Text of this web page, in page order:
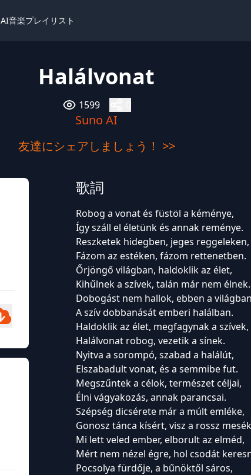
AI音楽プレイリスト
Halálvonat
1599
Suno AI
友達にシェアしましょう！ >>
歌詞
Robog a vonat és füstöl a kéménye,
Így száll el életünk és annak reménye.
Reszketek hidegben, jeges reggeleken,
Fázom az estéken, fázom rettenetben.
Őrjöngő világban, haldoklik az élet,
Kihűlnek a szívek, talán már nem élnek.
Dobogást nem hallok, ebben a
A szív dobbanását emberi halálban.
Haldoklik az élet, megfagynak a szívek,
Halálvonat robog, vezetik a sínek.
Nyitva a sorompó, szabad a halálút,
Elszabadult vonat, és a semmibe fut.
Megszűntek a célok, természet céljai,
Élni vágyakozás, annak parancsai.
Szépség dicsérete már a múlt emléke,
Gonosz tánca kísért, visz a rossz
Mi lett veled ember, elborult az elméd,
Mért nem nézel égre, hol csodát
Pocsolya fürdője, a bűnöktől sáros,